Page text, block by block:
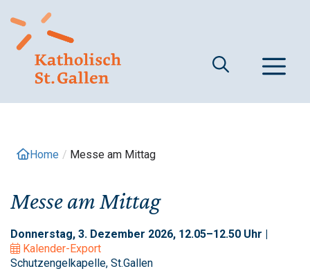
zum
Inhalt
Home / Messe am Mittag
Messe am Mittag
Donnerstag, 3. Dezember 2026, 12.05–12.50 Uhr |
Kalender-Export
Schutzengelkapelle, St.Gallen